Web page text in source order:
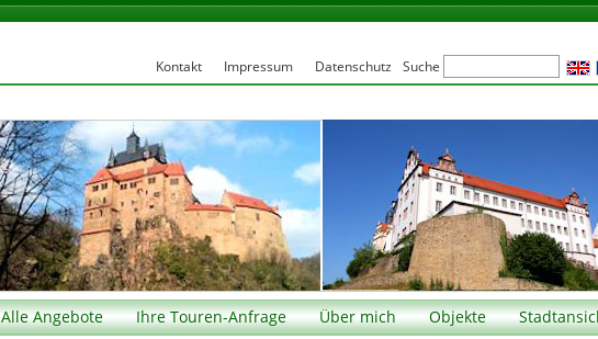
Alle Angebote Ihre Touren-Anfrage Über mich Objekte
Kontakt Impressum Datenschutz Suche